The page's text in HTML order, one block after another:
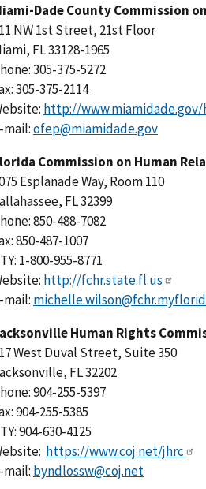
Dade County Commission
NW 1st Street, 21st Floor
FL 33128-1965
305-375-5272
305-375-2114
http://
mail:ofep@miamidade.gov
Commission on Human
Esplanade Way, Room 110
FL 32399
850-488-7082
850-487-1007
1-800-955-8771
http://fchr.state.fl.us
mail:
Human Rights
West Duval Street, Suite 350
FL 32202
904-255-5397
904-255-5385
904-630-4125
https://www.coj.net/jhrc
mail: byndlossw@coj.net